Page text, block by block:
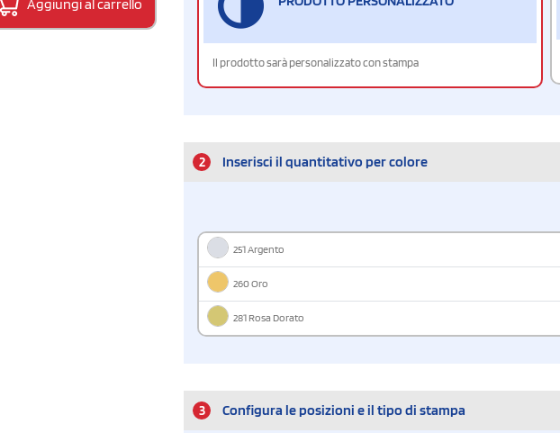
Aggiungi al carrello
Il prodotto sarà personalizzato con stampa
2 Inserisci il quantitativo per colore
251 Argento
260 Oro
281 Rosa Dorato
3 Configura le posizioni e il tipo di stampa